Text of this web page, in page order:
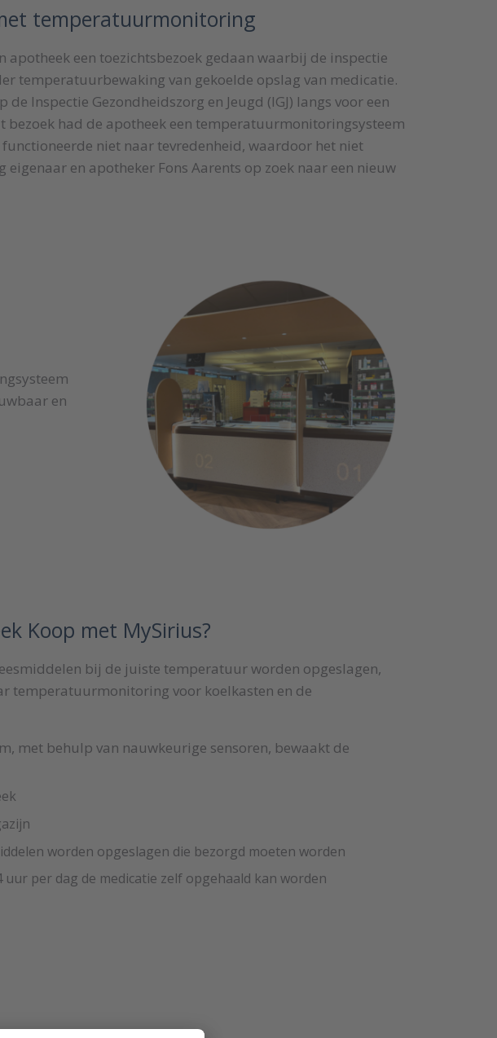
temperatuurmonitoring
apotheek een toezichtsbezoek gedaan waarbij de inspectie
temperatuurbewaking van gekoelde opslag van medicatie.
Inspectie Gezondheidszorg en Jeugd (IGJ) langs voor een
bezoek had de apotheek een temperatuurmonitoringsysteem
niet naar tevredenheid, waardoor het niet
en apotheker Fons Aarents op zoek naar een nieuw
en
Koop met MySirius?
bij de juiste temperatuur worden opgeslagen,
temperatuurmonitoring voor koelkasten en de
met behulp van nauwkeurige sensoren, bewaakt de
worden opgeslagen die bezorgd moeten worden
per dag de medicatie zelf opgehaald kan worden